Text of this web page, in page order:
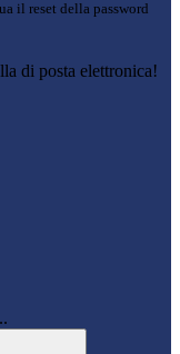
il reset della password
di posta elettronica!